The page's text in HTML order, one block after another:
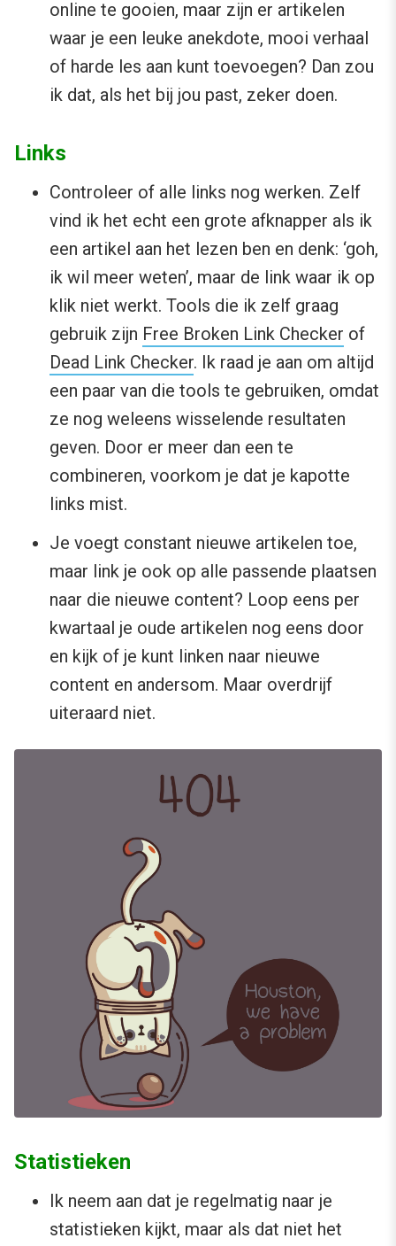
online te gooien, maar zijn er artikelen
waar je een leuke anekdote, mooi verhaal
of harde les aan kunt toevoegen? Dan zou
ik dat, als het bij jou past, zeker doen.
Links
Controleer of alle links nog werken. Zelf
vind ik het echt een grote afknapper als ik
een artikel aan het lezen ben en denk: ‘goh,
ik wil meer weten’, maar de link waar ik op
klik niet werkt. Tools die ik zelf graag
gebruik zijn Free Broken Link Checker of
Dead Link Checker. Ik raad je aan om altijd
een paar van die tools te gebruiken, omdat
ze nog weleens wisselende resultaten
geven. Door er meer dan een te
combineren, voorkom je dat je kapotte
links mist.
Je voegt constant nieuwe artikelen toe,
maar link je ook op alle passende plaatsen
naar die nieuwe content? Loop eens per
kwartaal je oude artikelen nog eens door
en kijk of je kunt linken naar nieuwe
content en andersom. Maar overdrijf
uiteraard niet.
Statistieken
Ik neem aan dat je regelmatig naar je
statistieken kijkt, maar als dat niet het